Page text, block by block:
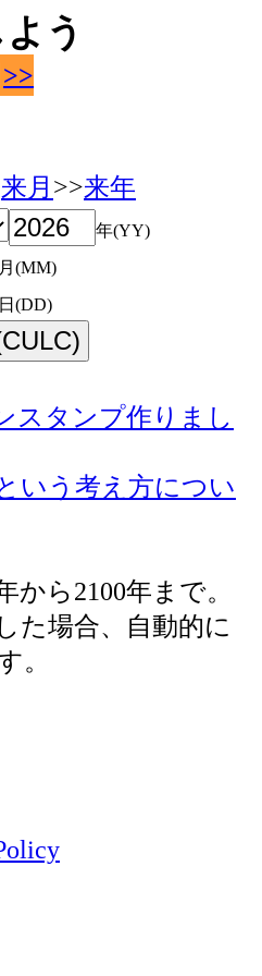
う
>>
来月 >>来年
年(YY)
月(MM)
日(DD)
スタンプ作りまし
いう考え方につい
から2100年まで。
た場合、自動的に
。